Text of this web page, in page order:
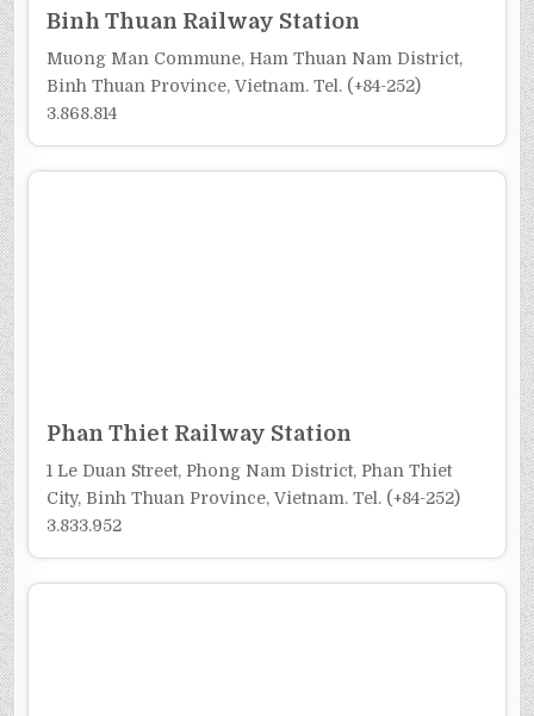
Binh Thuan Railway Station
Muong Man Commune, Ham Thuan Nam District,
Binh Thuan Province, Vietnam. Tel. (+84-252)
3.868.814
Phan Thiet Railway Station
1 Le Duan Street, Phong Nam District, Phan Thiet
City, Binh Thuan Province, Vietnam. Tel. (+84-252)
3.833.952